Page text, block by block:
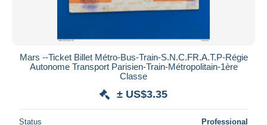
Mars --Ticket Billet Métro-Bus-Train-S.N.C.F️R.A.T.P-Régie
Autonome Transport Parisien-Train-Métropolitain-1ère
Classe
± US$3.35
Status Professional